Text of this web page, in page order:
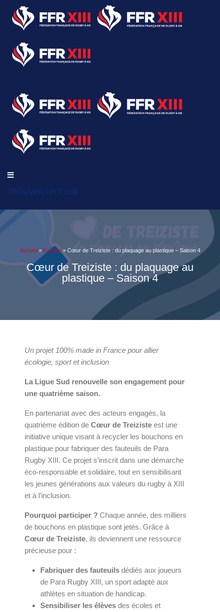
TROUVER UN CLUB
Accueil»A la une» Cœur de Treiziste : du plaquage au plastique – Saison 4
Cœur de Treiziste : du plaquage au
plastique – Saison 4
Un projet 100% made in France pour allier
écologie, sport et inclusion
La Ligue Sud renouvelle son engagement pour
une quatrième saison.
En partenariat avec des acteurs engagés, la
quatrième édition de Cœur de Treiziste est une
initiative unique visant à recycler les bouchons en
plastique pour fabriquer des fauteuils de Para
Rugby XIII. Ce projet s’inscrit dans une démarche
éco-responsable et solidaire, tout en sensibilisant
les jeunes générations aux valeurs du rugby à XIII
et à l’inclusion.
Pourquoi participer ? Chaque année, des milliers
de bouchons en plastique sont jetés. Grâce à
Cœur de Treiziste, ils deviennent une ressource
précieuse pour :
Fabriquer des fauteuils dédiés aux joueurs
de Para Rugby XIII, un sport adapté aux
athlètes en situation de handicap.
Sensibiliser les élèves des écoles et